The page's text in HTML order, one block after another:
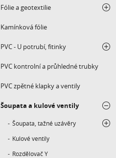
Fólie a geotextilie
Kamínková fólie
PVC - U potrubí, fitinky
PVC kontrolní a průhledné trubky
PVC zpětné klapky a ventily
Šoupata a kulové ventily
Šoupata, tažné uzávěry
Kulové ventily
Rozdělovač Y